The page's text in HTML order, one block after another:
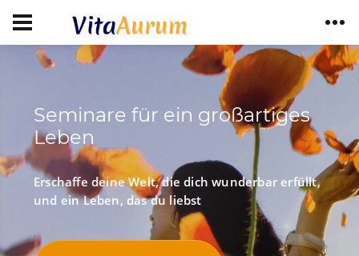
Seminare für ein großartiges
Leben
Erschaffe deine Welt, die dich wunderbar erfüllt,
und ein Leben, das du liebst